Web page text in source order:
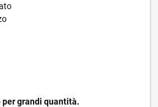
per grandi quantità.